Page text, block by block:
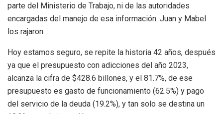
parte del Ministerio de Trabajo, ni de las autoridades
encargadas del manejo de esa información. Juan y Mabel
los rajaron.
Hoy estamos seguro, se repite la historia 42 años, después
ya que el presupuesto con adicciones del año 2023,
alcanza la cifra de $428.6 billones, y el 81.7%, de ese
presupuesto es gasto de funcionamiento (62.5%) y pago
del servicio de la deuda (19.2%), y tan solo se destina un